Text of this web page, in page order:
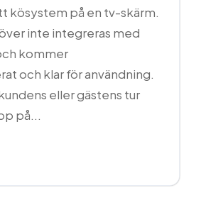
kösystem på en tv-skärm.
inte integreras med
kommer
och klar för användning.
eller gästens tur
på...